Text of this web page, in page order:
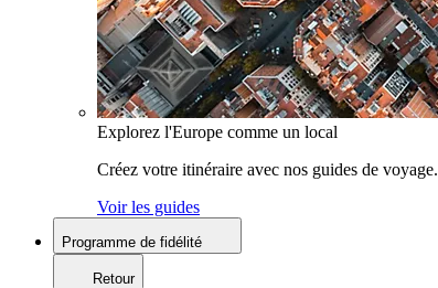
Explorez l'Europe comme un local
Créez votre itinéraire avec nos guides de voyage.
Voir les guides
Programme de fidélité
Retour